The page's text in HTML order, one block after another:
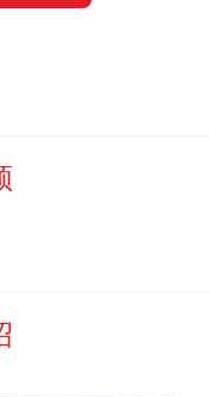
货产生的垃圾全部清
含
于
指定账户